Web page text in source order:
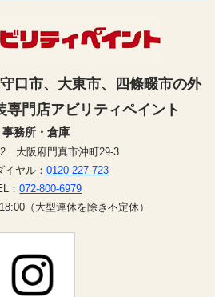
口市、大東市、四條畷市の外
専門店アビリティペイント
事務所・倉庫
大阪府門真市沖町29-3
イヤル： 0120-227-723
：072-800-6979
（大型連休を除き不定休）